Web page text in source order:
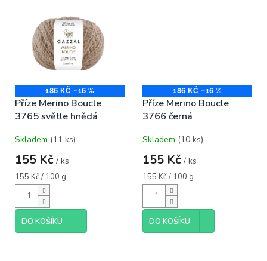
186 KČ –16 %
Příze Merino Boucle
3765 světle hnědá
Skladem (11 ks)
155 Kč / ks
Měrná
cena:
155 Kč / 100 g
DO KOŠÍKU
186 KČ –16 %
Příze Merino Boucle
3766 černá
Skladem (10 ks)
155 Kč / ks
Měrná
cena:
155 Kč / 100 g
DO KOŠÍKU